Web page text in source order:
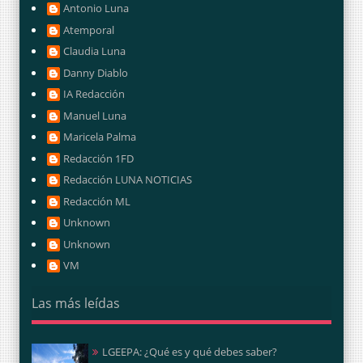
Antonio Luna
Atemporal
Claudia Luna
Danny Diablo
IA Redacción
Manuel Luna
Maricela Palma
Redacción 1FD
Redacción LUNA NOTICIAS
Redacción ML
Unknown
Unknown
VM
Las más leídas
LGEEPA: ¿Qué es y qué debes saber?